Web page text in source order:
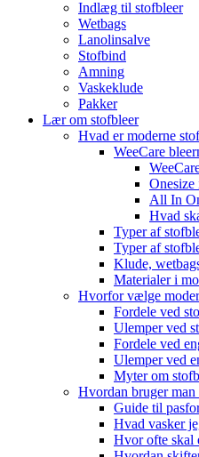
Indlæg til stofbleer
Wetbags
Lanolinsalve
Stofbind
Amning
Vaskeklude
Pakker
Lær om stofbleer
Hvad er moderne
WeeCare
All In
Hvad
Typer af
Typer af
Klude,
Materialer i
Hvorfor vælge
Fordele ved
Ulemper ved
Fordele ved
Ulemper ved
Myter om
Hvordan bruger man
Guide til
Hvad vasker
Hvor ofte skal